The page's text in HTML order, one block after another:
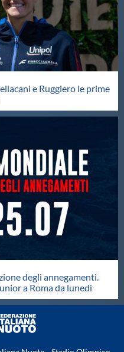
e Ruggiero le prime
degli annegamenti.
a Roma da lunedì